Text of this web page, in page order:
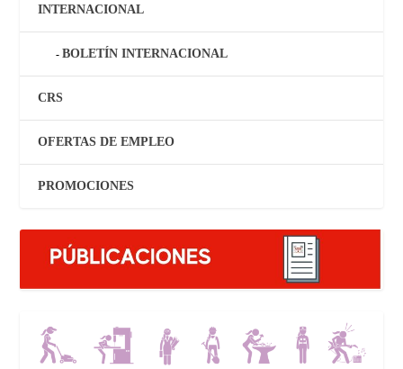
INTERNACIONAL
BOLETÍN INTERNACIONAL
CRS
OFERTAS DE EMPLEO
PROMOCIONES